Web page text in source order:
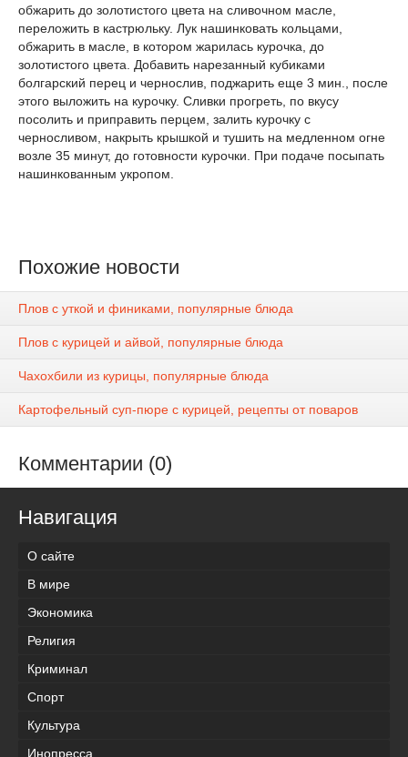
обжарить до золотистого цвета на сливочном масле,
переложить в кастрюльку. Лук нашинковать кольцами,
обжарить в масле, в котором жарилась курочка, до
золотистого цвета. Добавить нарезанный кубиками
болгарский перец и чернослив, поджарить еще 3 мин., после
этого выложить на курочку. Сливки прогреть, по вкусу
посолить и приправить перцем, залить курочку с
черносливом, накрыть крышкой и тушить на медленном огне
возле 35 минут, до готовности курочки. При подаче посыпать
нашинкованным укропом.
Похожие новости
Плов с уткой и финиками, популярные блюда
Плов с курицей и айвой, популярные блюда
Чахохбили из курицы, популярные блюда
Картофельный суп-пюре с курицей, рецепты от поваров
Комментарии (0)
Навигация
О сайте
В мире
Экономика
Религия
Криминал
Спорт
Культура
Инопресса